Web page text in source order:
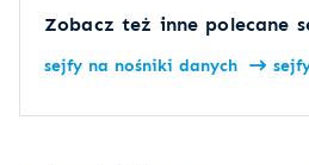
Zobacz też inne polecane
sejfy na nośniki danych